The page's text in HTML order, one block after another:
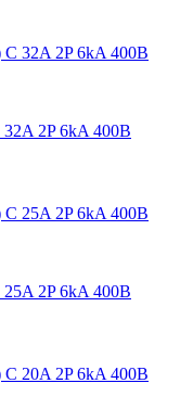
2P 6kA 400В
2P 6kA 400В